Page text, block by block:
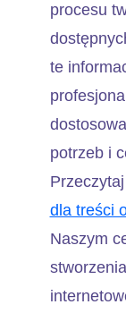
procesu
te
potrzeb i
dla treści
Naszym